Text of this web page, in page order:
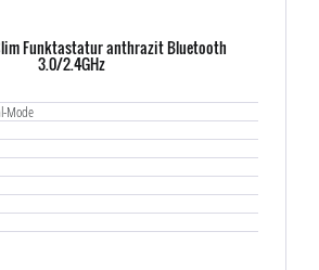
Funktastatur anthrazit Bluetooth
3.0/2.4GHz
Mode